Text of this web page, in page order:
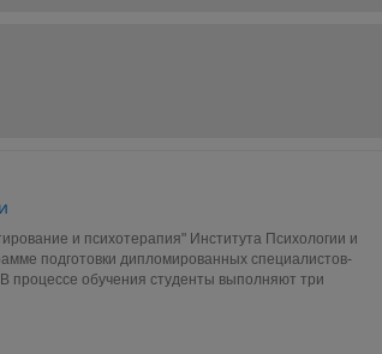
и психотерапия" Института Психологии и
подготовки дипломированных специалистов-
процессе обучения студенты выполняют три